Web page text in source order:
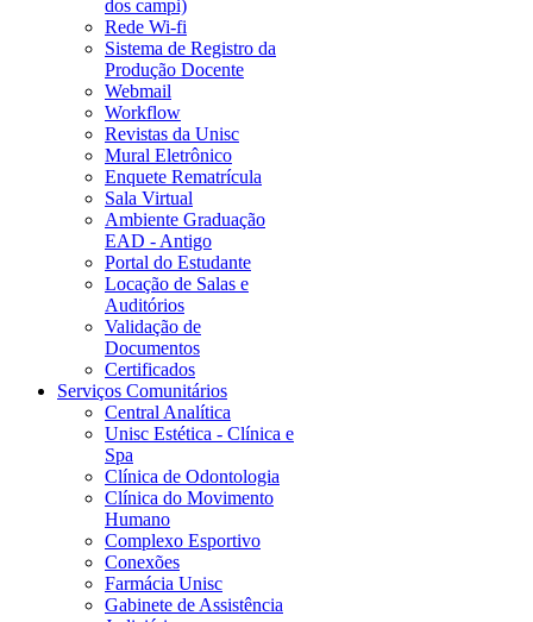
dos campi)
Rede Wi-fi
Sistema de Registro da
Produção Docente
Webmail
Workflow
Revistas da Unisc
Mural Eletrônico
Enquete Rematrícula
Sala Virtual
Ambiente Graduação
EAD - Antigo
Portal do Estudante
Locação de Salas e
Auditórios
Validação de
Documentos
Certificados
Serviços Comunitários
Central Analítica
Unisc Estética - Clínica e
Spa
Clínica de Odontologia
Clínica do Movimento
Humano
Complexo Esportivo
Conexões
Farmácia Unisc
Gabinete de Assistência